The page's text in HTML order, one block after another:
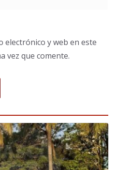
electrónico y web en este
vez que comente.